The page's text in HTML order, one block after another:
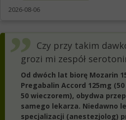
2026-08-06
Czy przy takim
grozi mi zespół
Od dwóch lat biorę Mozarin
Pregabalin Accord 125mg
50 wieczorem), obydwa
samego lekarza. Niedawno
specjalizacji (anestezjolog)